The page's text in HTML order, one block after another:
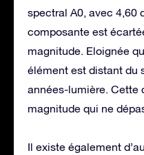
spectral A0, avec 4,60
composante est
magnitude. Eloignée
élément est distant du
années-lumière. Cette
magnitude qui ne
Il existe également